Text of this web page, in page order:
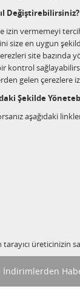
Değiştirebilirsiniz?
izin vermemeyi
size en uygun
site bazında
kontrol
gelen çerezlere
Şekilde
aşağıdaki
üreticinizin
İndirimlerden